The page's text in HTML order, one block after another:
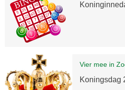
Vier mee in
Koningsdag